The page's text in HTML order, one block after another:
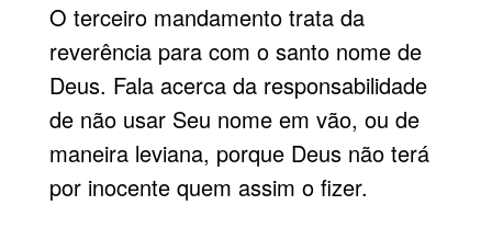
O terceiro mandamento trata da
reverência para com o santo nome de
Deus. Fala acerca da responsabilidade
de não usar Seu nome em vão, ou de
maneira leviana, porque Deus não terá
por inocente quem assim o fizer.